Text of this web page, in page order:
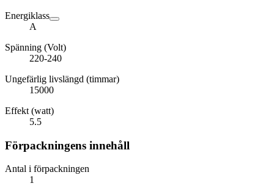
Energiklass
A
Spänning (Volt)
220-240
Ungefärlig livslängd (timmar)
15000
Effekt (watt)
5.5
Förpackningens innehåll
Antal i förpackningen
1